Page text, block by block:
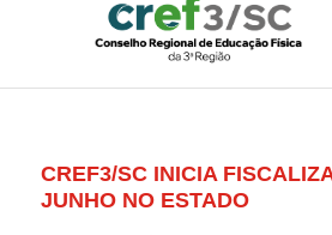
CREF3/SC INICIA
JUNHO NO ESTADO